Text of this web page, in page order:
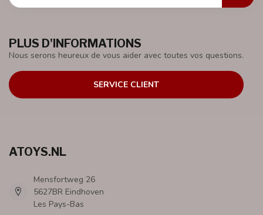
PLUS D'INFORMATIONS
Nous serons heureux de vous aider avec toutes vos questions.
SERVICE CLIENT
ATOYS.NL
Mensfortweg 26
5627BR Eindhoven
Les Pays-Bas